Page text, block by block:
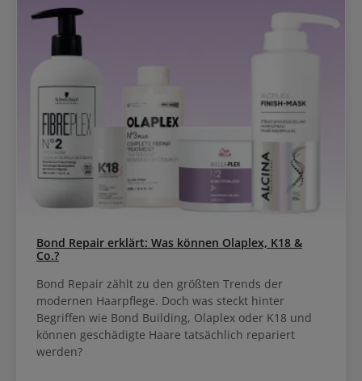
Bond Repair erklärt: Was können Olaplex, K18 &
Co.?
Bond Repair zählt zu den größten Trends der
modernen Haarpflege. Doch was steckt hinter
Begriffen wie Bond Building, Olaplex oder K18 und
können geschädigte Haare tatsächlich repariert
werden?